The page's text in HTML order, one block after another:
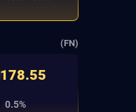
(FN)
178.55
0.5%